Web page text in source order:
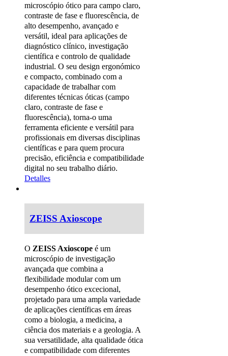
microscópio ótico para campo claro,
contraste de fase e fluorescência, de
alto desempenho, avançado e
versátil, ideal para aplicações de
diagnóstico clínico, investigação
científica e controlo de qualidade
industrial. O seu design ergonómico
e compacto, combinado com a
capacidade de trabalhar com
diferentes técnicas óticas (campo
claro, contraste de fase e
fluorescência), torna-o uma
ferramenta eficiente e versátil para
profissionais em diversas disciplinas
científicas e para quem procura
precisão, eficiência e compatibilidade
digital no seu trabalho diário.
Detalles
ZEISS Axioscope
O ZEISS Axioscope é um
microscópio de investigação
avançada que combina a
flexibilidade modular com um
desempenho ótico excecional,
projetado para uma ampla variedade
de aplicações científicas em áreas
como a biologia, a medicina, a
ciência dos materiais e a geologia. A
sua versatilidade, alta qualidade ótica
e compatibilidade com diferentes